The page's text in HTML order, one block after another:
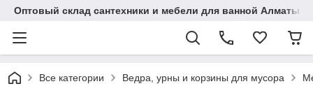
Оптовый склад сантехники и мебели для ванной Алматы •
Все категории Ведра, урны и корзины для мусора